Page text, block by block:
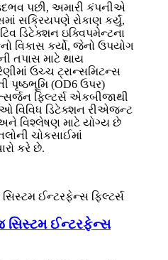
પછી, અમારી કંપનીએ
સક્રિયપણે રોકાણ કર્યું,
​​ડિટેક્શન ઇક્વિપમેન્ટના
વિકાસ કર્યો, જેનો ઉપયોગ
તપાસ માટે થાય
ઉચ્ચ ટ્રાન્સમિટન્સ
(OD6 ઉપર)
ફિલ્ટર્સ એકબીજાથી
ડિટેક્શન રીએજન્ટ
અને વિશ્લેષણ માટે યોગ્ય છે
ચોકસાઈમાં
કરે છે.
ઈન્ટરફેન્સ